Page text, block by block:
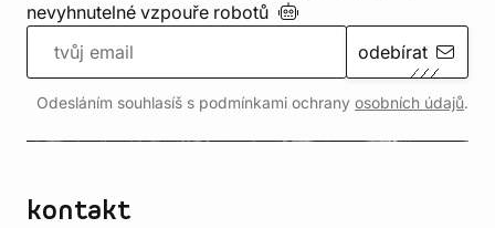
nevyhnutelné vzpouře robotů
odebírat
Odesláním souhlasíš s podmínkami ochrany osobních údajů.
kontakt